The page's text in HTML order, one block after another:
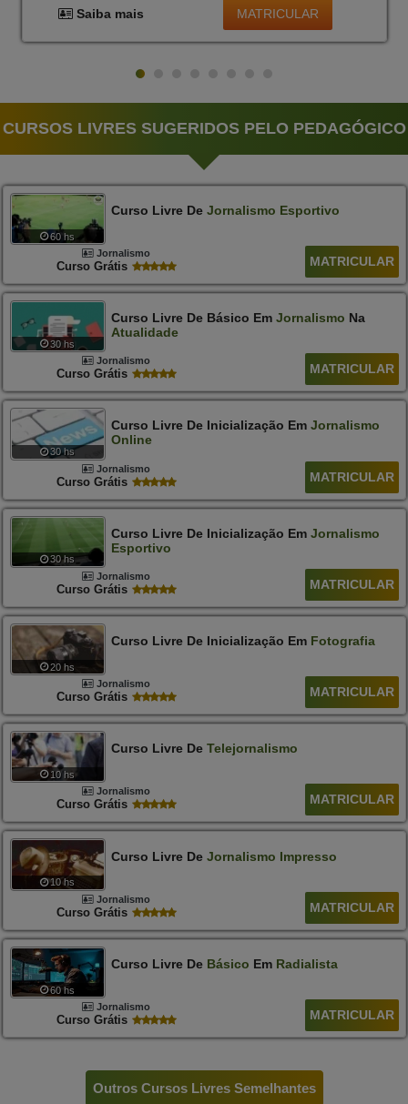
Saiba mais MATRICULAR
CURSOS LIVRES SUGERIDOS PELO PEDAGÓGICO
60 hs
Curso Livre De Jornalismo Esportivo
Jornalismo
Curso Grátis MATRICULAR
30 hs
Curso Livre De Básico Em Jornalismo Na
Atualidade
Jornalismo
Curso Grátis MATRICULAR
30 hs
Curso Livre De Inicialização Em Jornalismo
Online
Jornalismo
Curso Grátis MATRICULAR
30 hs
Curso Livre De Inicialização Em Jornalismo
Esportivo
Jornalismo
Curso Grátis MATRICULAR
20 hs
Curso Livre De Inicialização Em Fotografia
Jornalismo
Curso Grátis MATRICULAR
10 hs
Curso Livre De Telejornalismo
Jornalismo
Curso Grátis MATRICULAR
10 hs
Curso Livre De Jornalismo Impresso
Jornalismo
Curso Grátis MATRICULAR
60 hs
Curso Livre De Básico Em Radialista
Jornalismo
Curso Grátis MATRICULAR
Outros Cursos Livres Semelhantes